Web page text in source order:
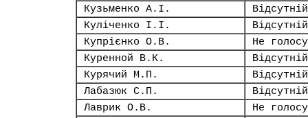
Кузьменко А.І.
Відсутній
Куліченко І.І.
Відсутній
Купрієнко О.В.
Не
Куренной В.К.
Відсутній
Курячий М.П.
Відсутній
Лабазюк С.П.
Відсутній
Лаврик О.В.
Не